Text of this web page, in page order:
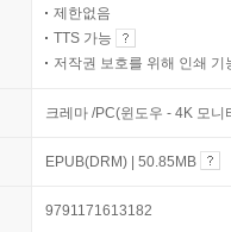
제한없음
TTS 가능
저작권 보호를 위해 인쇄 기
크레마 /PC(윈도우 - 4K 모
EPUB(DRM) | 50.85MB
9791171613182